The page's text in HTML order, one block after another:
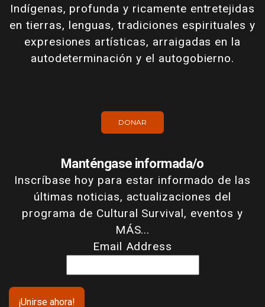
Indígenas, profunda y ricamente entretejidas
en tierras, lenguas, tradiciones espirituales y
expresiones artísticas, arraigadas en la
autodeterminación y el autogobierno.
DONAR
Manténgase informada/o
Inscríbase hoy para estar informado de las
últimas noticias, actualizaciones del
programa de Cultural Survival, eventos y
MÁS...
Email Address